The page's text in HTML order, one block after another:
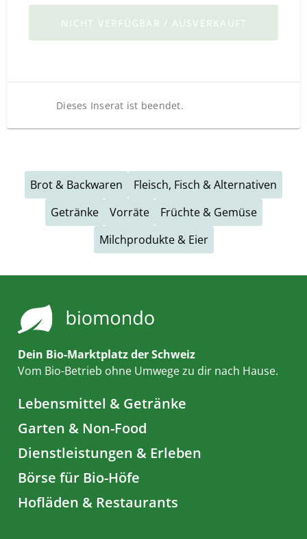
NICHT VERFÜGBAR / AUSVERKAUFT
Dieses Inserat ist beendet.
Brot & Backwaren
Fleisch, Fisch & Alternativen
Getränke
Vorräte
Früchte & Gemüse
Milchprodukte & Eier
Dein Bio-Marktplatz der Schweiz
Vom Bio-Betrieb ohne Umwege zu dir nach Hause.
Lebensmittel & Getränke
Garten & Non-Food
Dienstleistungen & Erleben
Börse für Bio-Höfe
Hofläden & Restaurants